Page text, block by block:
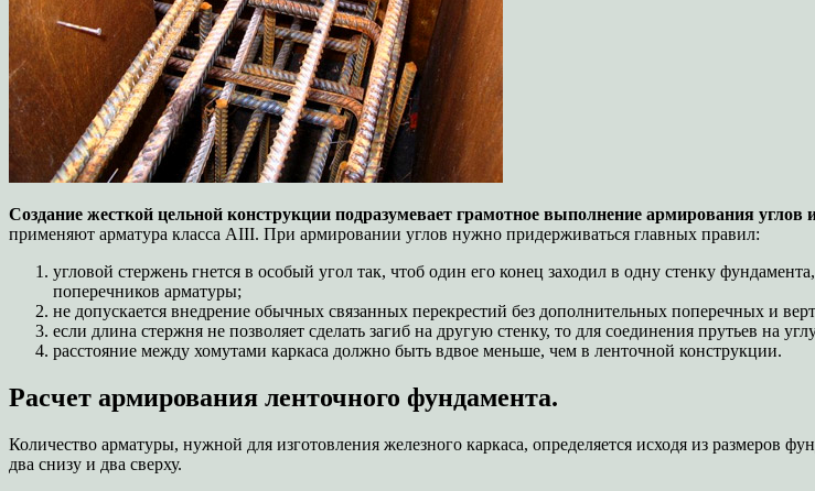
Создание жесткой цельной конструкции подразумевает грамотное выполнение армирования углов
применяют арматура класса АIII. При армировании углов нужно придерживаться главных правил:
угловой стержень гнется в особый угол так, чтоб один его конец заходил в одну стенку
поперечников арматуры;
не допускается внедрение обычных связанных перекрестий без дополнительных поперечных и
если длина стержня не позволяет сделать загиб на другую стенку, то для соединения прутьев на
расстояние между хомутами каркаса должно быть вдвое меньше, чем в ленточной конструкции.
Расчет армирования ленточного фундамента.
Количество арматуры, нужной для изготовления железного каркаса, определяется исходя из
два снизу и два сверху.